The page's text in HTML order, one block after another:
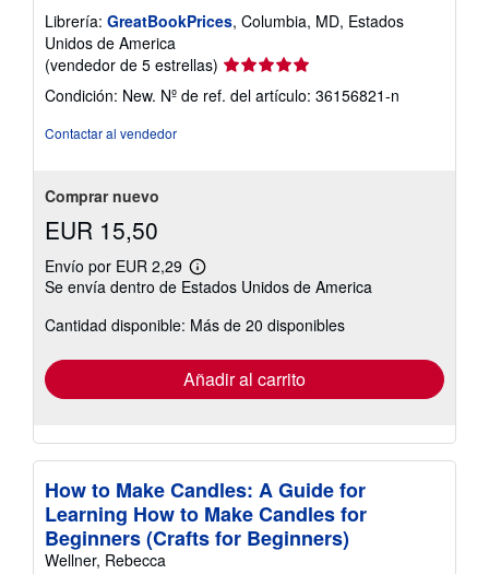
Librería: GreatBookPrices, Columbia, MD, Estados
Unidos de America
(vendedor de 5 estrellas) Calificación
del
vendedor:
Condición: New. Nº de ref. del artículo: 36156821-n
Contactar al vendedor
Comprar nuevo
EUR 15,50
Envío por EUR 2,29
Más
información
las
envío
Se envía dentro de Estados Unidos de America
Cantidad disponible: Más de 20 disponibles
Añadir al carrito
How to Make Candles: A Guide for
Learning How to Make Candles for
Beginners (Crafts for Beginners)
Wellner, Rebecca